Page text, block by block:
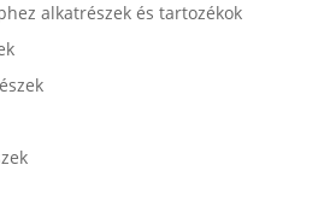
alkatrészek és tartozékok